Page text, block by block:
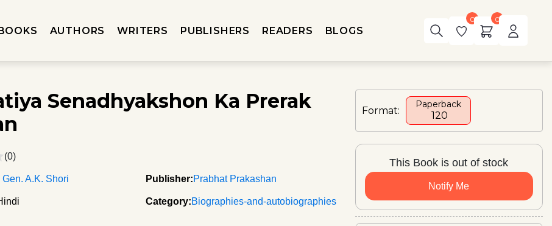
AUTHORS WRITERS PUBLISHERS READERS BLOGS
0 0
Senadhyakshon Ka Prerak
(0)
Gen. A.K. Shori Publisher:Prabhat Prakashan
Category:Biographies-and-autobiographies
Format:
Paperback
₹ 120
This Book is out of stock
Notify Me